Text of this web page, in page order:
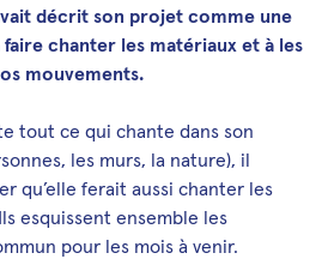
décrit son projet comme une
chanter les matériaux et à les
mouvements.
tout ce qui chante dans son
les murs, la nature), il
qu’elle ferait aussi chanter les
esquissent ensemble les
pour les mois à venir.